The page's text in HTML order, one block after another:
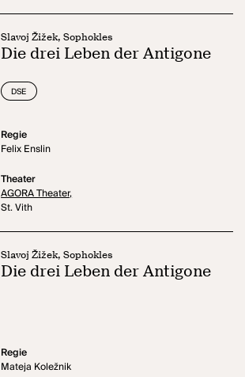
Slavoj Žižek, Sophokles
Die drei Leben der Antigone
DSE
Regie
Felix Enslin
Theater
AGORA Theater,
St. Vith
Slavoj Žižek, Sophokles
Die drei Leben der Antigone
Regie
Mateja Koležnik